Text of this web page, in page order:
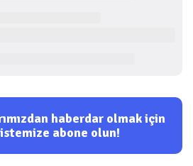
haberdar olmak için
abone olun!